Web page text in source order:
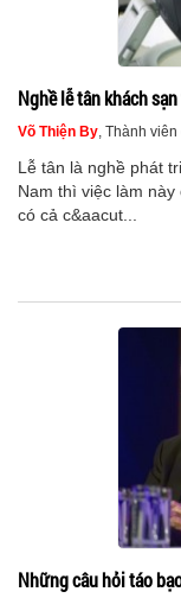
Nghề lễ tân khách
Võ Thiện By, Thành
Lễ tân là nghề phát
Nam thì việc làm
có cả c&aacut...
Những câu hỏi táo